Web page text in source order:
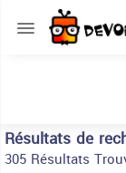
Résultats de
305 Résultats